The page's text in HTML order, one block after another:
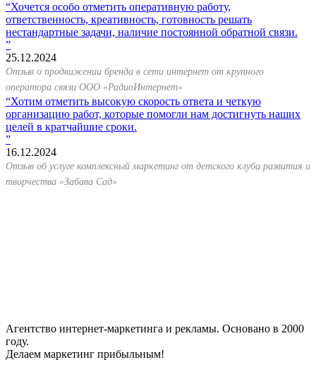
Хочется особо отметить оперативную работу,
ответственность, креативность, готовность решать
нестандартные задачи, наличие постоянной обратной связи.
25.12.2024
Отзыв о продвижении бренда в сети интернет от крупного
оператора связи ООО «РадиоИнтернет»
Хотим отметить высокую скорость ответа и четкую
организацию работ, которые помогли нам достигнуть наших
целей в кратчайшие сроки.
16.12.2024
Отзыв об услуге комплексный маркетинг от детского клуба развития и
творчества «Забава Сад»
Агентство интернет-маркетинга и рекламы. Основано в 2000
году.
Делаем маркетинг прибыльным!